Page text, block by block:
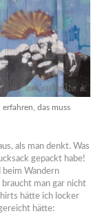
erfahren, das muss
als man denkt. Was
gepackt habe!
Wandern
man gar nicht
hätte ich locker
hätte: